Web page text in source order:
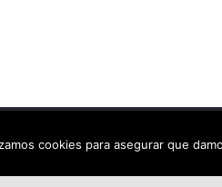
2026 Els arbres de Fahrenheit:
cookies para asegurar que